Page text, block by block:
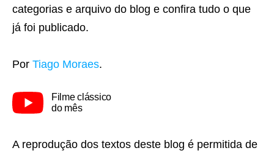
categorias e arquivo do blog e confira tudo o que
já foi publicado.
Por Tiago Moraes.
Filme clássico
do mês
A reprodução dos textos deste blog é permitida de